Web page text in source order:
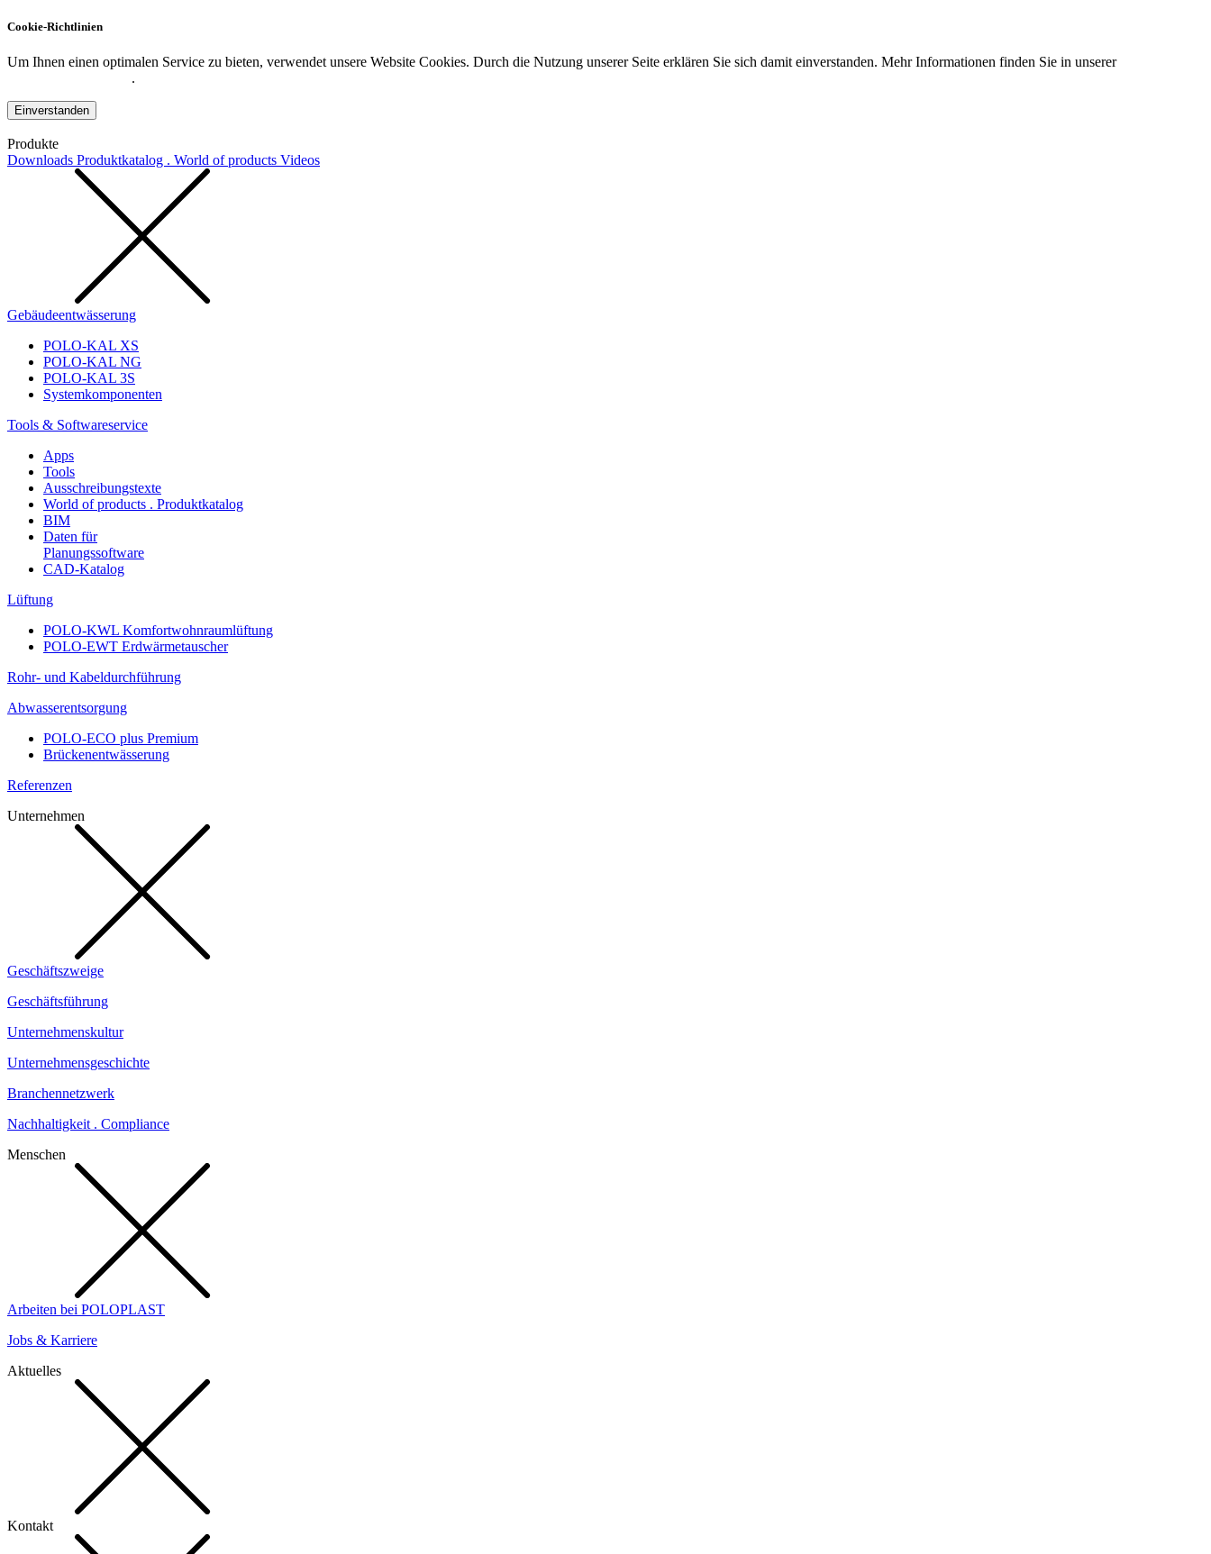
Cookie-Richtlinien
Um Ihnen einen optimalen Service zu bieten, verwendet unsere Website Cookies. Durch die Nutzung unserer Seite erklären Sie sich damit einverstanden. Mehr Informationen finden Sie in unserer
.
Einverstanden
Produkte
Downloads Produktkatalog . World of products Videos
Gebäudeentwässerung
POLO-KAL XS
POLO-KAL NG
POLO-KAL 3S
Systemkomponenten
Tools & Softwareservice
Apps
Tools
Ausschreibungstexte
World of products . Produktkatalog
BIM
Daten für
Planungssoftware
CAD-Katalog
Lüftung
POLO-KWL Komfortwohnraumlüftung
POLO-EWT Erdwärmetauscher
Rohr- und Kabeldurchführung
Abwasserentsorgung
POLO-ECO plus Premium
Brückenentwässerung
Referenzen
Unternehmen
Geschäftszweige
Geschäftsführung
Unternehmenskultur
Unternehmensgeschichte
Branchennetzwerk
Nachhaltigkeit . Compliance
Menschen
Arbeiten bei POLOPLAST
Jobs & Karriere
Aktuelles
Kontakt